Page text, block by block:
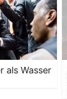
als Wasser